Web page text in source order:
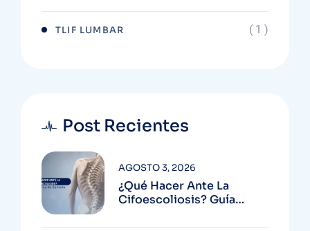
TLIF LUMBAR ( 1 )
Post Recientes
¿Qué Hacer Ante La
Cifoescoliosis? Guía
AGOSTO 3, 2026